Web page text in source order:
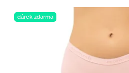
dárek zdarma